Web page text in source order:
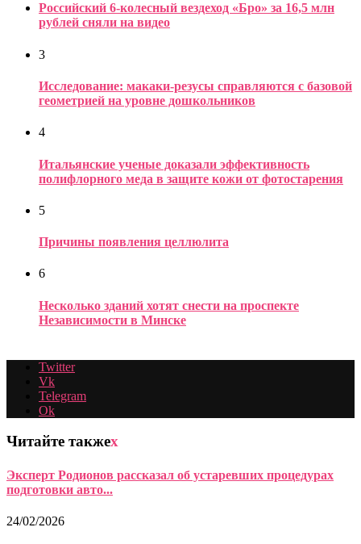
Российский 6-колесный вездеход «Бро» за 16,5 млн
рублей сняли на видео
3
Исследование: макаки-резусы справляются с базовой
геометрией на уровне дошкольников
4
Итальянские ученые доказали эффективность
полифлорного меда в защите кожи от фотостарения
5
Причины появления целлюлита
6
Несколько зданий хотят снести на проспекте
Независимости в Минске
Twitter
Vk
Telegram
Ok
Читайте такжеx
Эксперт Родионов рассказал об устаревших процедурах
подготовки авто...
24/02/2026